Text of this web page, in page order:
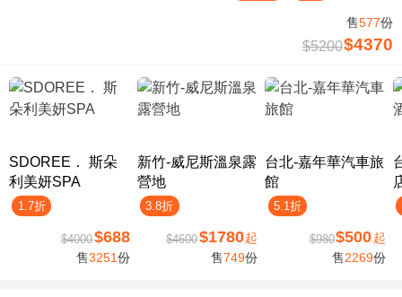
售577份
$5200$4370
SDOREE． 斯朵
利美妍SPA
1.7折
$4000$688
售3251份
新竹-威尼斯溫泉露
營地
3.8折
$4600$1780起
售749份
台北-嘉年華汽車旅
館
5.1折
$980$500 起
售2269份